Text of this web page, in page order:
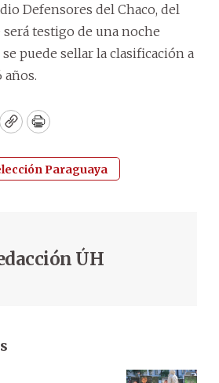
Defensores del Chaco, del
será testigo de una noche
puede sellar la clasificación a
años.
CopyPrint
Paraguaya
ÚH